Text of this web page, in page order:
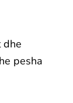
dhe
pesha